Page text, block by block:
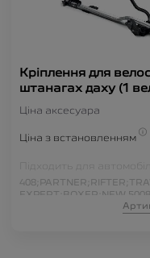
Кріплення для
штанагах даху (1
швидка фіксація)
Ціна аксесуара
Ціна з встановленням
Підходить для
408; PARTNER; RIFTER;
EXPERT; BOXER; NEW 5008
E-